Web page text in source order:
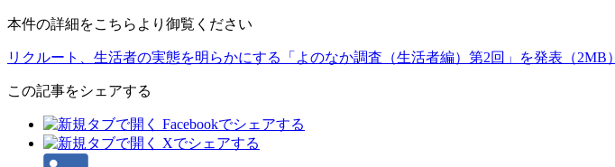
本件の詳細をこちらより御覧ください
リクルート、生活者の実態を明らかにする「よのなか調査（生活者編）第2回」を発表（2MB）
この記事をシェアする